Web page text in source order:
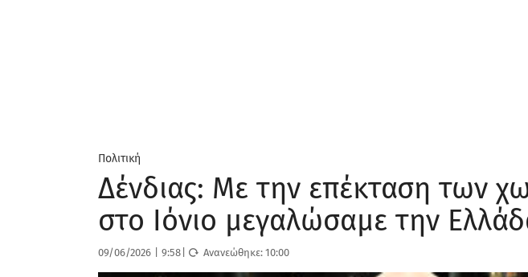
Πολιτική
Δένδιας: Με την επέκταση των
στο Ιόνιο μεγαλώσαμε την
09/06/2026 9:58 Ανανεώθηκε:10:00